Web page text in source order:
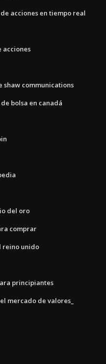
acciones en tiempo real
acciones
shaw communications
bolsa en canadá
del oro
comprar
reino unido
principiantes
mercado de valores_